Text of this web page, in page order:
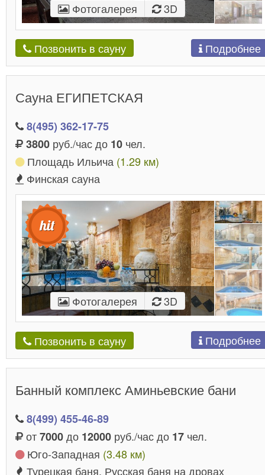
Фотогалерея 3D
Позвонить в сауну Подробнее
Сауна ЕГИПЕТСКАЯ
8(495) 362-17-75
3800 руб./час до 10 чел.
Площадь Ильича (1.29 км)
Финская сауна
Фотогалерея 3D
Позвонить в сауну Подробнее
Банный комплекс Аминьевские бани
8(499) 455-46-89
от7000до 12000 руб./час до 17 чел.
Юго-Западная (3.48 км)
Турецкая баня, Русская баня на дровах